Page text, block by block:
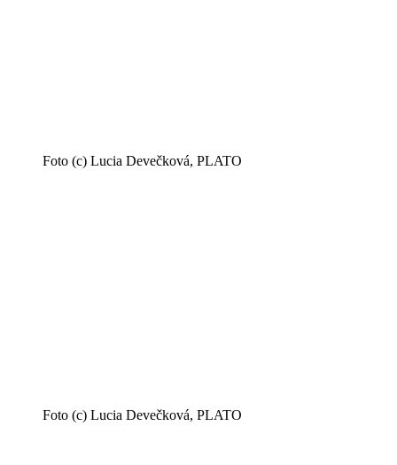
Foto (c) Lucia Devečková, PLATO
Foto (c) Lucia Devečková, PLATO